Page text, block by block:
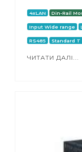
4xLAN Din-Rail
Input Wide range
RS485 Standard T
ЧИТАТИ ДАЛІ...